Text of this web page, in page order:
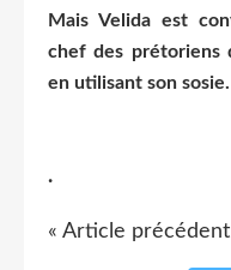
Mais Velida est
chef des prétoriens
en utilisant son
.
« Article précédent